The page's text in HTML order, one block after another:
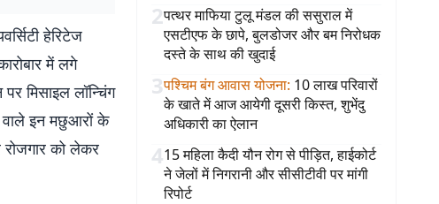
हेरिटेज
में लगे
मिसाइल लॉन्चिंग
वाले इन मछुआरों के
को लेकर
2पत्थर माफिया टुलू मंडल की ससुराल में
एसटीएफ के छापे, बुलडोजर और बम निरोधक
दस्ते के साथ की खुदाई
3पश्चिम बंग आवास योजना: 10 लाख परिवारों
के खाते में आज आयेगी दूसरी किस्त, शुभेंदु
अधिकारी का ऐलान
415 महिला कैदी यौन रोग से पीड़ित, हाईकोर्ट
ने जेलों में निगरानी और सीसीटीवी पर मांगी
रिपोर्ट